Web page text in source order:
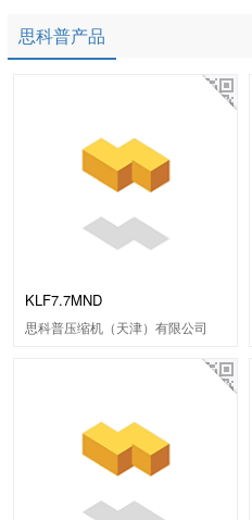
思科普产品
KLF7.7MND
思科普压缩机（天津）有限公司